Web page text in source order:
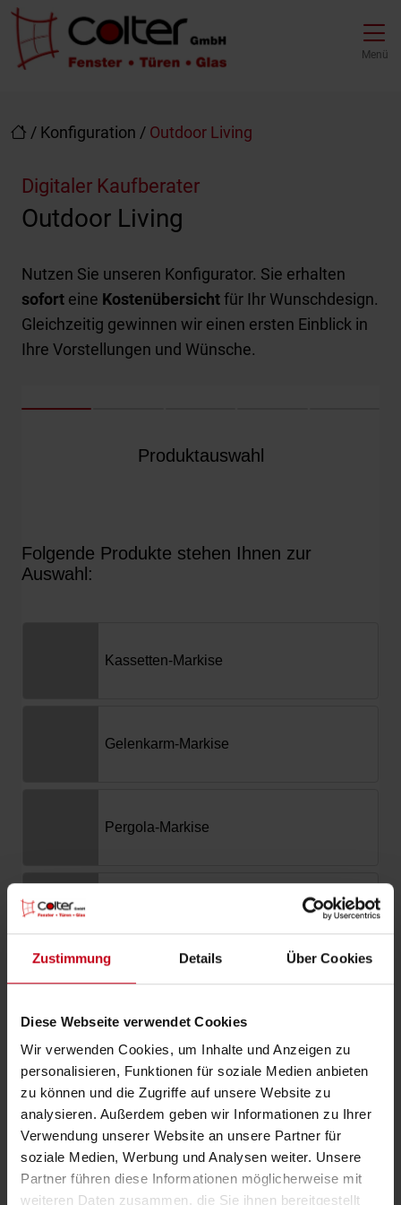
Zustimmung Details Über Cookies
Diese Webseite verwendet Cookies
Wir verwenden Cookies, um Inhalte und Anzeigen zu
personalisieren, Funktionen für soziale Medien anbieten
zu können und die Zugriffe auf unsere Website zu
analysieren. Außerdem geben wir Informationen zu Ihrer
Verwendung unserer Website an unsere Partner für
soziale Medien, Werbung und Analysen weiter. Unsere
Partner führen diese Informationen möglicherweise mit
weiteren Daten zusammen, die Sie ihnen bereitgestellt
zur Top-Navigation
zur Hauptnavigation
Inhalt springen
zum Footer
Hauptnavigation Menü
/ Konfiguration / Outdoor Living
Digitaler Kaufberater
Outdoor Living
Nutzen Sie unseren Konfigurator. Sie erhalten
sofort eine Kostenübersichtfür Ihr Wunschdesign.
Gleichzeitig gewinnen wir einen ersten Einblick in
Ihre Vorstellungen und Wünsche.